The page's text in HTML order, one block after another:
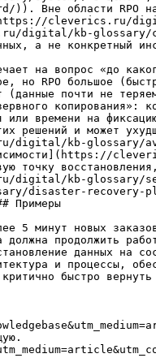
области RPO
cleverics.ru/
digital/kb-
а не конкретный
на вопрос «до
но RPO большое
почти не теряем,
копирования»:
времени на
решений и может
kb-glossary/
точку
digital/kb-glossary/
disaster-
Примеры
5 минут новых
продолжить
данных на
и процессы,
быстро вернуть